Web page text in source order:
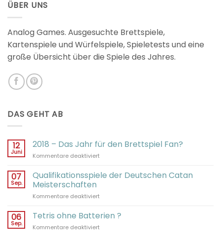
ÜBER UNS
Analog Games. Ausgesuchte Brettspiele,
Kartenspiele und Würfelspiele, Spieletests und eine
große Übersicht über die Spiele des Jahres.
DAS GEHT AB
12
Juni
2018 – Das Jahr für den Brettspiel Fan?
Kommentare deaktiviertfür
–
Das
für
Brettspiel
07
Sep.
Qualifikationsspiele der Deutschen Catan
Meisterschaften
Kommentare deaktiviertfür
der
Deutschen
Catan
06
Sep.
Tetris ohne Batterien ?
Kommentare deaktiviertfür